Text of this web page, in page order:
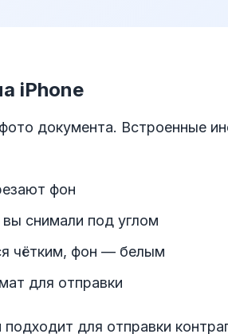
iPhone
документа. Встроенные
фон
снимали под углом
чётким, фон — белым
для отправки
для отправки